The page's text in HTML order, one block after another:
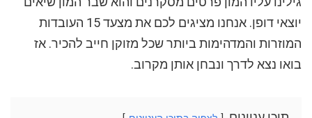
יוצאי דופן. אנחנו מציגים לכם את מצעד 15 העובדות
המוזרות והמדהימות ביותר שכל מזוקן חייב להכיר. אז
בואו נצא לדרך ונבחן אותן מקרוב.